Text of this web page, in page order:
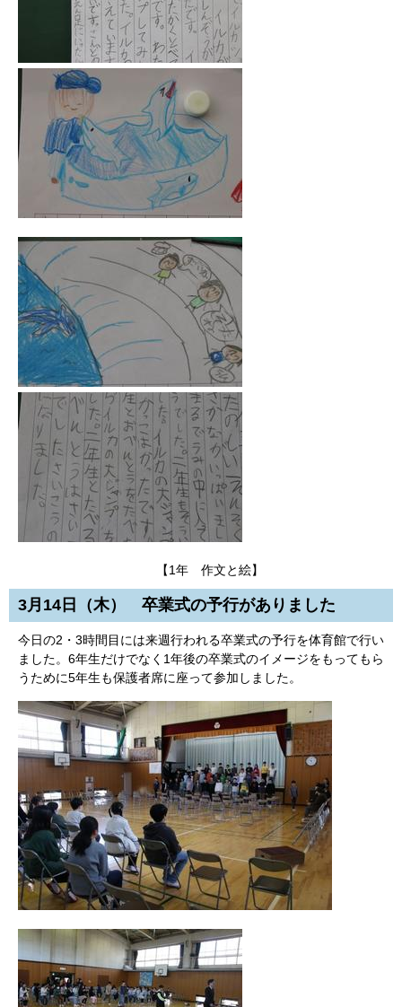
【1年 作文と絵】
3月14日（木） 卒業式の予行がありました
今日の2・3時間目には来週行われる卒業式の予行を体育館で行い
ました。6年生だけでなく1年後の卒業式のイメージをもってもら
うために5年生も保護者席に座って参加しました。